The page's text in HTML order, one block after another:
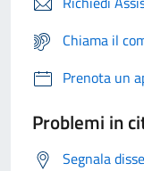
Chiama il
Prenota un
Problemi in
Segnala